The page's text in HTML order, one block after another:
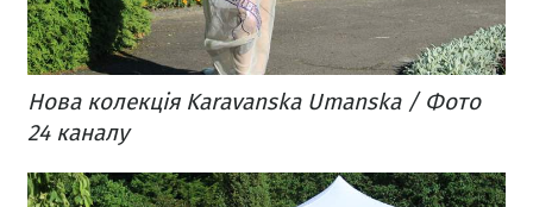
Нова колекція Karavanska Umanska / Фото
24 каналу